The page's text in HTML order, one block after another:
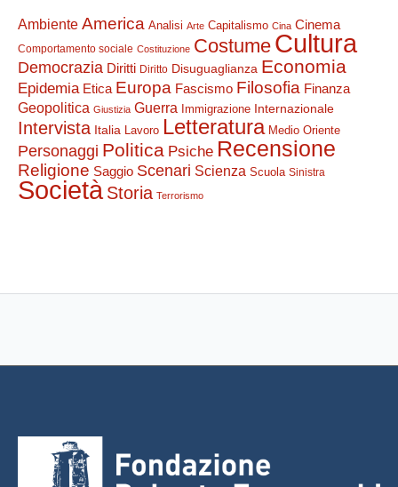
Ambiente America Analisi Arte Capitalismo Cina Cinema
Comportamento sociale Costituzione Costume Cultura
Democrazia Diritti Diritto Disuguaglianza Economia
Epidemia Etica Europa Fascismo Filosofia Finanza
Geopolitica Giustizia Guerra Immigrazione Internazionale
Intervista Italia Lavoro Letteratura Medio Oriente
Personaggi Politica Psiche Recensione
Religione Saggio Scenari Scienza Scuola Sinistra
Società Storia Terrorismo